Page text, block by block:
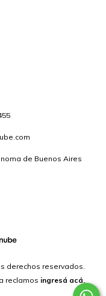
de Buenos Aires
derechos reservados.
reclamos ingresá acá.